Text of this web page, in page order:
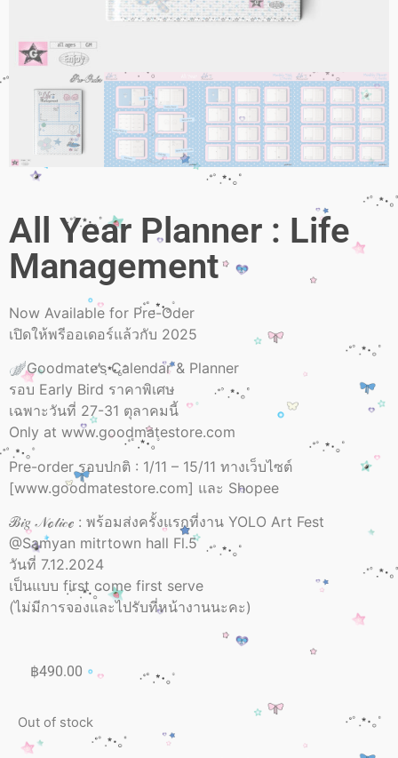
All Year Planner : Life
Management
Now Available for Pre-Oder
เปิดให้พรีออเดอร์แล้วกับ 2025
🪽Goodmate’s Calendar & Planner
รอบ Early Bird ราคาพิเศษ
เฉพาะวันที่ 27-31 ตุลาคมนี้
Only at www.goodmatestore.com
Pre-order รอบปกติ : 1/11 – 15/11 ทางเว็บไซต์
[www.goodmatestore.com] และ Shopee
ℬ𝒾𝑔 𝒩ℴ𝓉𝒾𝒸ℯ : พร้อมส่งครั้งแรกที่งาน YOLO Art Fest
@Samyan mitrtown hall Fl.5
วันที่ 7.12.2024
เป็นแบบ first come first serve
(ไม่มีการจองและไปรับที่หน้างานนะคะ)
฿490.00
Out of stock